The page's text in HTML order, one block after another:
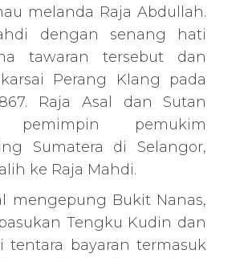
melanda Raja Abdullah.
dengan senang hati
tawaran tersebut dan
Perang Klang pada
Raja Asal dan Sutan
pemimpin pemukim
Sumatera di Selangor,
ke Raja Mahdi.
mengepung Bukit Nanas,
Tengku Kudin dan
tentara bayaran termasuk